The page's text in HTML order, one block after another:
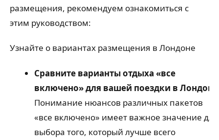
размещения, рекомендуем ознакомиться с
этим руководством:
Узнайте о вариантах размещения в Лондоне
Сравните варианты отдыха «все
включено» для вашей поездки в Лондон
Понимание нюансов различных пакетов
«все включено» имеет важное значение для
выбора того, который лучше всего